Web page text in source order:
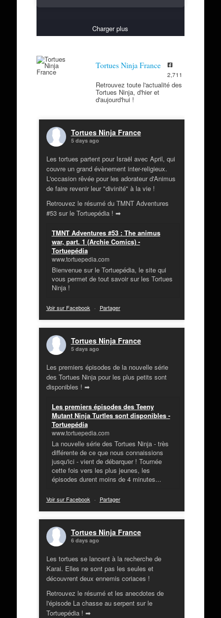
Charger plus
Tortues Ninja France
2,711
Retrouvez toute l'actualité des
Tortues Ninja, d'hier et
d'aujourd'hui !
Tortues Ninja France
5 days ago
Les tortues partent pour Israël avec April, qui
couvre un grand évènement inter-religieux.
L'occasion rêvée pour les adorateur d'Animus
de faire revenir leur "divinité" à la vie !
Retrouvez le résumé du TMNT Adventures
#53 sur le Tortuepédia ! ➡
TMNT Adventures #53 : The animus
war, part. 1 (Archie Comics) -
Tortuepédia
www.tortuepedia.com
Bienvenue sur le Tortuepédia, le site qui
vous permet de tout savoir sur les Tortues
Ninja !
Voir sur Facebook · Partager
Tortues Ninja France
5 days ago
Les premiers épisodes de la nouvelle série
des Tortues Ninja pour les plus petits sont
disponibles ! ➡
Les premiers épisodes des Teeny
Mutant Ninja Turtles sont disponibles -
Tortuepédia
www.tortuepedia.com
La nouvelle série des Tortues Ninja - très
différente de ce que nous connaissions
jusqu'ici - vient de débarquer ! Tournée
cette fois vers les plus jeunes, les
épisodes durent moins de 4 minutes...
Voir sur Facebook · Partager
Tortues Ninja France
6 days ago
Les tortues se lancent à la recherche de
Karai. Elles ne sont pas les seules et
découvrent deux ennemis coriaces !
Retrouvez le résumé et les anecdotes de
l'épisode La chasse au serpent sur le
Tortuepédia ! ➡